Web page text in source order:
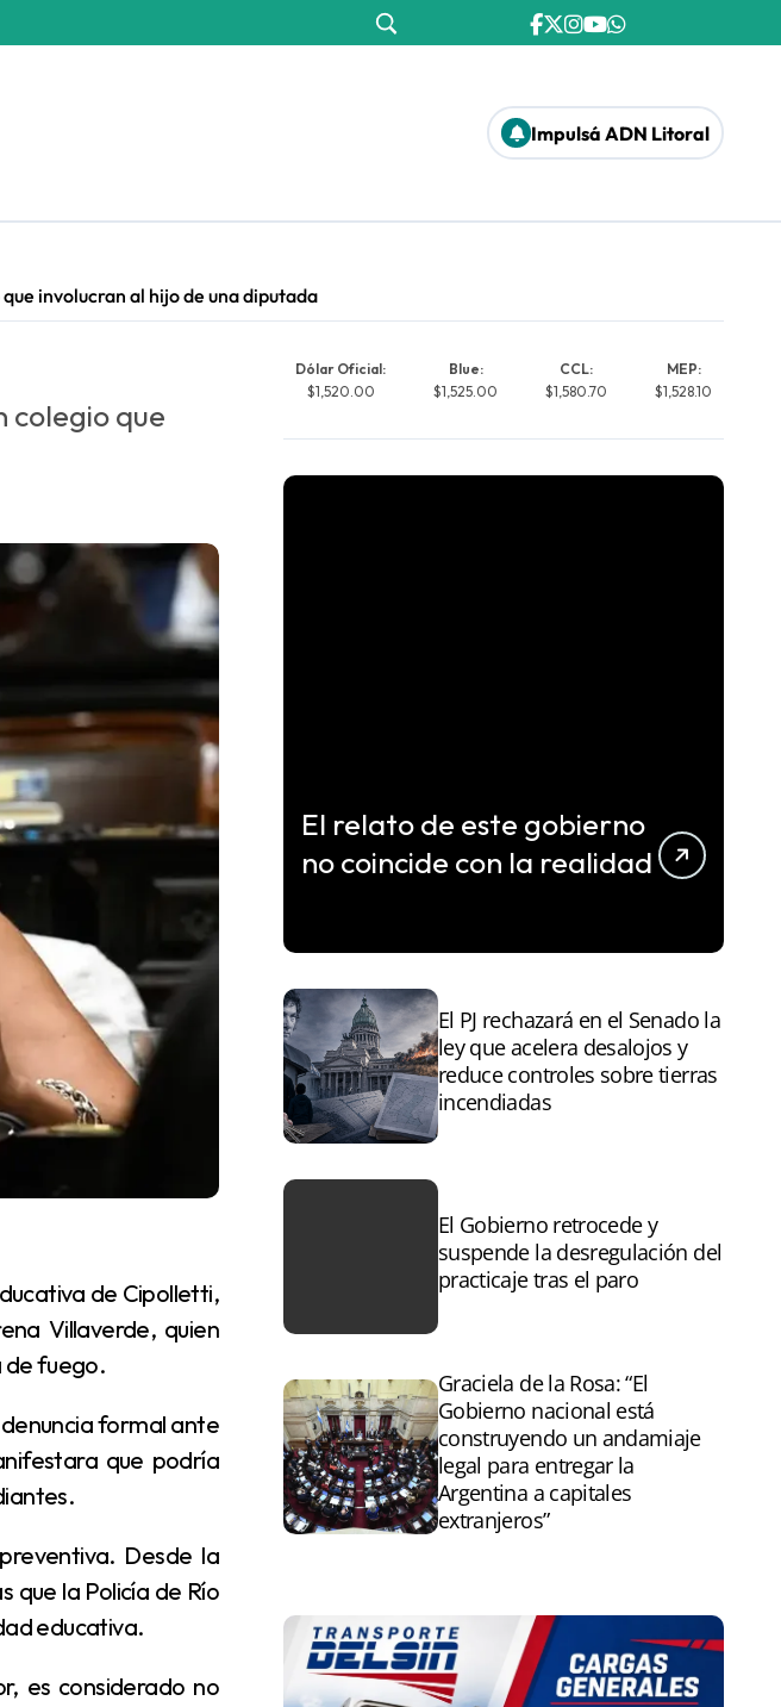
Impulsá ADN Litoral
involucran al hijo de una diputada
colegio que
Villaverde, quien
de fuego.
que podría
que la Policía de Río
educativa.
Dólar Oficial:
$1,520.00
Blue:
$1,525.00
CCL:
$1,580.70
MEP:
$1,528.10
El relato de este gobierno
no coincide con la realidad
El PJ rechazará en el Senado la
ley que acelera desalojos y
reduce controles sobre tierras
incendiadas
El Gobierno retrocede y
suspende la desregulación del
practicaje tras el paro
Graciela de la Rosa: “El
Gobierno nacional está
construyendo un andamiaje
legal para entregar la
Argentina a capitales
extranjeros”